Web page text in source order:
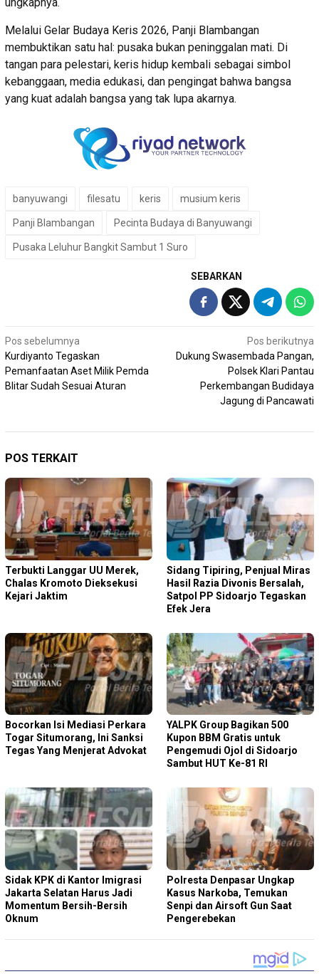
Melalui Gelar Budaya Keris 2026, Panji Blambangan
membuktikan satu hal: pusaka bukan peninggalan mati. Di
tangan para pelestari, keris hidup kembali sebagai simbol
kebanggaan, media edukasi, dan pengingat bahwa bangsa
yang kuat adalah bangsa yang tak lupa akarnya.
banyuwangi filesatu keris musium keris
Panji Blambangan Pecinta Budaya di Banyuwangi
Pusaka Leluhur Bangkit Sambut 1 Suro
SEBARKAN
Navigasi
pos
Pos sebelumnya
Kurdiyanto Tegaskan
Pemanfaatan Aset Milik Pemda
Blitar Sudah Sesuai Aturan
Pos berikutnya
Dukung Swasembada Pangan,
Polsek Klari Pantau
Perkembangan Budidaya
Jagung di Pancawati
POS TERKAIT
Terbukti Langgar UU Merek,
Chalas Kromoto Dieksekusi
Kejari Jaktim
Sidang Tipiring, Penjual Miras
Hasil Razia Divonis Bersalah,
Satpol PP Sidoarjo Tegaskan
Efek Jera
Bocorkan Isi Mediasi Perkara
Togar Situmorang, Ini Sanksi
Tegas Yang Menjerat Advokat
YALPK Group Bagikan 500
Kupon BBM Gratis untuk
Pengemudi Ojol di Sidoarjo
Sambut HUT Ke-81 RI
Sidak KPK di Kantor Imigrasi
Jakarta Selatan Harus Jadi
Momentum Bersih-Bersih
Oknum
Polresta Denpasar Ungkap
Kasus Narkoba, Temukan
Senpi dan Airsoft Gun Saat
Pengerebekan